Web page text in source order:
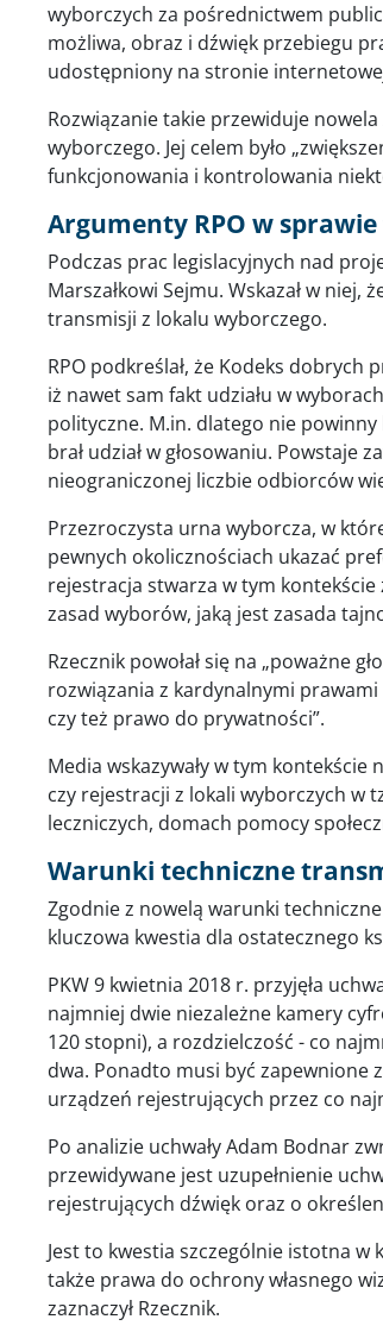
wyborczych za pośrednictwem
możliwa, obraz i dźwięk przebiegu
udostępniony na stronie
Rozwiązanie takie przewiduje
wyborczego. Jej celem było
funkcjonowania i kontrolowania
Argumenty RPO w
Podczas prac legislacyjnych nad
Marszałkowi Sejmu. Wskazał w niej,
transmisji z lokalu wyborczego.
RPO podkreślał, że Kodeks
iż nawet sam fakt udziału w
polityczne. M.in. dlatego nie
brał udział w głosowaniu. Powstaje
nieograniczonej liczbie odbiorców
Przezroczysta urna wyborcza, w
pewnych okolicznościach ukazać
rejestracja stwarza w tym
zasad wyborów, jaką jest zasada
Rzecznik powołał się na „poważne
rozwiązania z kardynalnymi
czy też prawo do prywatności”.
Media wskazywały w tym
czy rejestracji z lokali wyborczych w
leczniczych, domach pomocy
Warunki techniczne
Zgodnie z nowelą warunki
kluczowa kwestia dla ostatecznego
PKW 9 kwietnia 2018 r. przyjęła
najmniej dwie niezależne kamery
120 stopni), a rozdzielczość - co
dwa. Ponadto musi być zapewnione
urządzeń rejestrujących przez co
Po analizie uchwały Adam Bodnar
przewidywane jest uzupełnienie
rejestrujących dźwięk oraz o
Jest to kwestia szczególnie istotna w
także prawa do ochrony własnego
zaznaczył Rzecznik.